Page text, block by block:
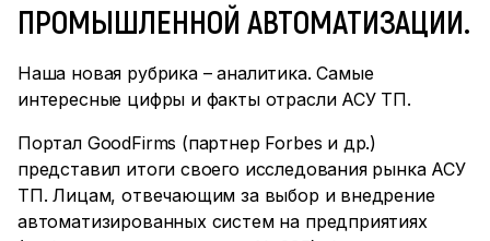
ПРОМЫШЛЕННОЙ АВТОМАТИЗАЦИИ.
Наша новая рубрика – аналитика. Самые
интересные цифры и факты отрасли АСУ ТП.
Портал GoodFirms (партнер Forbes и др.)
представил итоги своего исследования рынка АСУ
ТП. Лицам, отвечающим за выбор и внедрение
автоматизированных систем на предприятиях